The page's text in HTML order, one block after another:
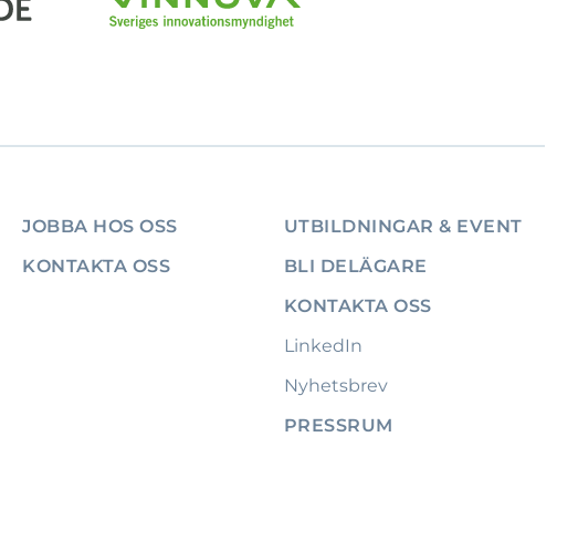
JOBBA HOS OSS
KONTAKTA OSS
UTBILDNINGAR & EVENT
BLI DELÄGARE
KONTAKTA OSS
LinkedIn
Nyhetsbrev
PRESSRUM